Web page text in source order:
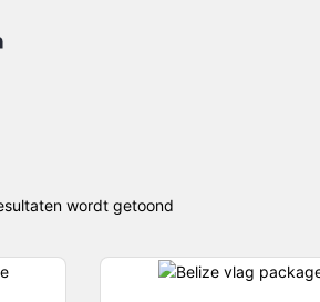
wordt getoond